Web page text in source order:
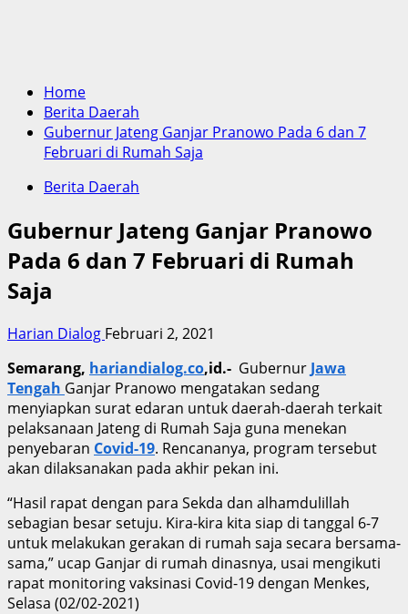
Home
Berita Daerah
Gubernur Jateng Ganjar Pranowo Pada 6 dan 7
Februari di Rumah Saja
Berita Daerah
Gubernur Jateng Ganjar Pranowo
Pada 6 dan 7 Februari di Rumah
Saja
Harian Dialog Februari 2, 2021
Semarang, hariandialog.co,id.- Gubernur Jawa
Tengah Ganjar Pranowo mengatakan sedang
menyiapkan surat edaran untuk daerah-daerah terkait
pelaksanaan Jateng di Rumah Saja guna menekan
penyebaran Covid-19. Rencananya, program tersebut
akan dilaksanakan pada akhir pekan ini.
“Hasil rapat dengan para Sekda dan alhamdulillah
sebagian besar setuju. Kira-kira kita siap di tanggal 6-7
untuk melakukan gerakan di rumah saja secara bersama-
sama,” ucap Ganjar di rumah dinasnya, usai mengikuti
rapat monitoring vaksinasi Covid-19 dengan Menkes,
Selasa (02/02-2021)